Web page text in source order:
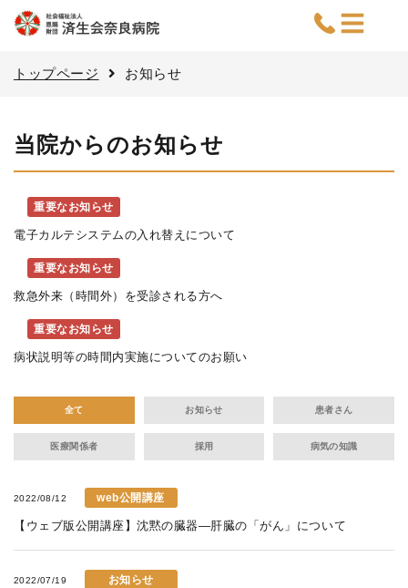
トップページ お知らせ
当院からのお知らせ
重要なお知らせ
電子カルテシステムの入れ替えについて
重要なお知らせ
救急外来（時間外）を受診される方へ
重要なお知らせ
病状説明等の時間内実施についてのお願い
全て お知らせ 患者さん
医療関係者 採用 病気の知識
2022/08/12 web公開講座
【ウェブ版公開講座】沈黙の臓器—肝臓の「がん」について
2022/07/19 お知らせ